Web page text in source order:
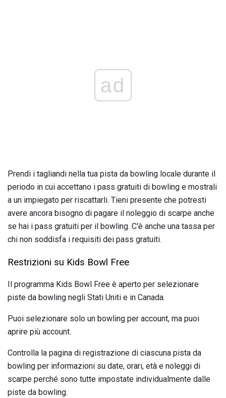
ad
Prendi i tagliandi nella tua pista da bowling locale durante il
periodo in cui accettano i pass gratuiti di bowling e mostrali
a un impiegato per riscattarli. Tieni presente che potresti
avere ancora bisogno di pagare il noleggio di scarpe anche
se hai i pass gratuiti per il bowling. C'è anche una tassa per
chi non soddisfa i requisiti dei pass gratuiti.
Restrizioni su Kids Bowl Free
Il programma Kids Bowl Free è aperto per selezionare
piste da bowling negli Stati Uniti e in Canada.
Puoi selezionare solo un bowling per account, ma puoi
aprire più account.
Controlla la pagina di registrazione di ciascuna pista da
bowling per informazioni su date, orari, età e noleggi di
scarpe perché sono tutte impostate individualmente dalle
piste da bowling.